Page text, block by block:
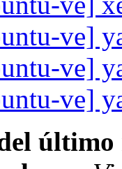
ve]
ve]
ve]
último